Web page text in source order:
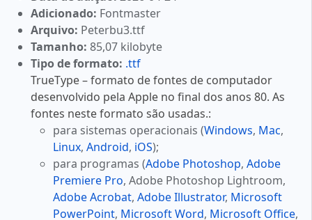
Adicionado: Fontmaster
Arquivo: Peterbu3.ttf
Tamanho: 85,07 kilobyte
Tipo de formato: .ttf
TrueType – formato de fontes de computador
desenvolvido pela Apple no final dos anos 80. As
fontes neste formato são usadas.:
para sistemas operacionais (Windows, Mac,
Linux, Android, iOS);
para programas (Adobe Photoshop, Adobe
Premiere Pro, Adobe Photoshop Lightroom,
Adobe Acrobat, Adobe Illustrator, Microsoft
PowerPoint, Microsoft Word, Microsoft Office,